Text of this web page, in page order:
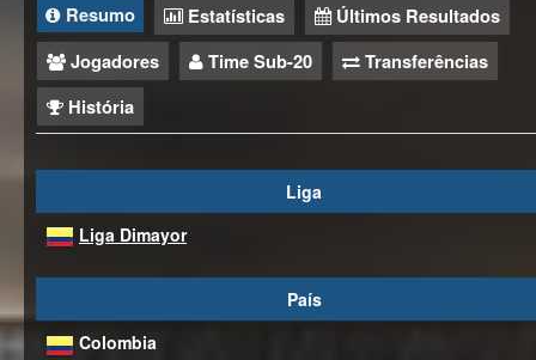
Resumo Estatísticas
Últimos Resultados
Jogadores
Time Sub-20
Transferências
História
Liga
Liga Dimayor
País
Colombia